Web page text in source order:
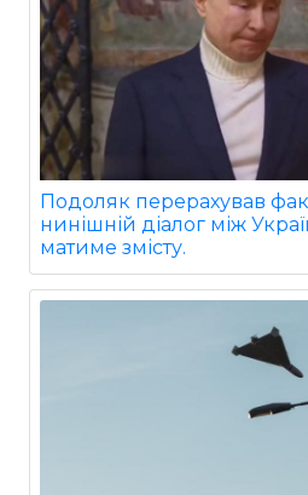
Подоляк перерахував
нинішній діалог між
матиме змісту.